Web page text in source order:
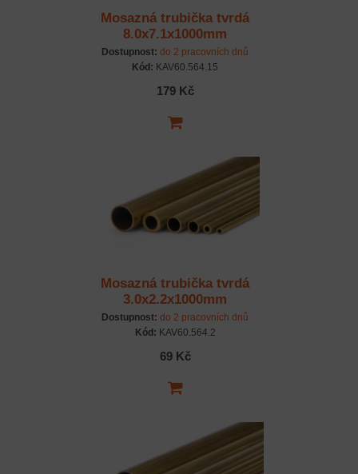
Mosazná trubička tvrdá
8.0x7.1x1000mm
Dostupnost: do 2 pracovních dnů
Kód: KAV60.564.15
179 Kč
Mosazná trubička tvrdá
3.0x2.2x1000mm
Dostupnost: do 2 pracovních dnů
Kód: KAV60.564.2
69 Kč